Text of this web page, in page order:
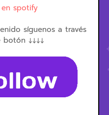
síguenos a través
↓↓↓↓